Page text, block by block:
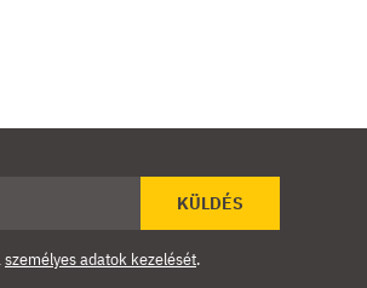
KÜLDÉS
személyes adatok kezelését.